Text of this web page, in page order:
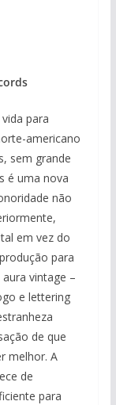
para
americano
sem grande
é uma nova
não
em vez do
para
vintage –
e lettering
de que
melhor. A
de
para